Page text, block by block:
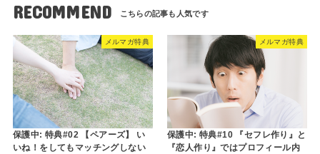
RECOMMEND
メルマガ特典
保護中: 特典#02 【ペアーズ】 い
いね！をしてもマッチングしない
メルマガ特典
保護中: 特典#10 『セフレ作り』と
『恋人作り』ではプロフィール内